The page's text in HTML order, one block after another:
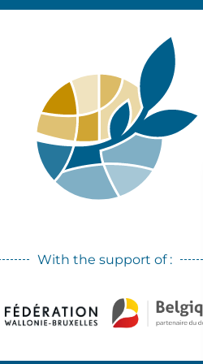
With the support of :